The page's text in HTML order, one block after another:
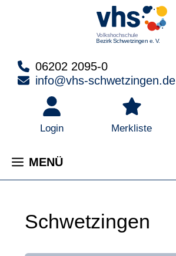
06202 2095-0
info@vhs-schwetzingen.de
Login Merkliste
MENÜ
Schwetzingen